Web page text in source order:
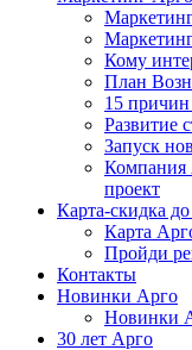
Кому
План
15 причин
Развитие
Запуск
Компания
проект
Карта-скидка
Карта
Пройди
Контакты
Новинки Арго
Новинки
30 лет Арго